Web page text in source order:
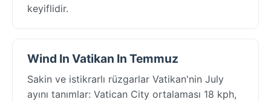
keyiflidir.
Wind In Vatikan In Temmuz
Sakin ve istikrarlı rüzgarlar Vatikan'nin July
ayını tanımlar: Vatican City ortalaması 18 kph,